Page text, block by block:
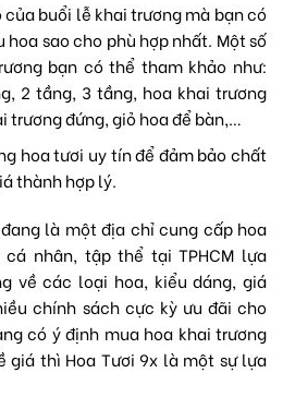
buổi lễ khai trương mà bạn có
sao cho phù hợp nhất. Một số
bạn có thể tham khảo như:
2 tầng, 3 tầng, hoa khai trương
trương đứng, giỏ hoa để bàn,…
hoa tươi uy tín để đảm bảo chất
thành hợp lý.
là một địa chỉ cung cấp hoa
nhân, tập thể tại TPHCM lựa
về các loại hoa, kiểu dáng, giá
chính sách cực kỳ ưu đãi cho
có ý định mua hoa khai trương
giá thì Hoa Tươi 9x là một sự lựa